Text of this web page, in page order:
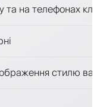
програми
на телефонах
стилю